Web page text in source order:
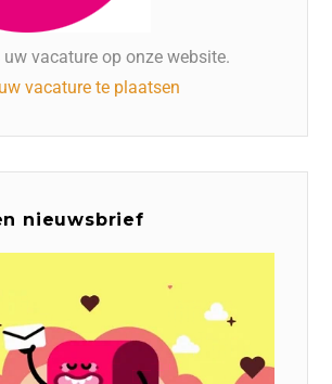
vacature op onze website.
vacature te plaatsen
nieuwsbrief